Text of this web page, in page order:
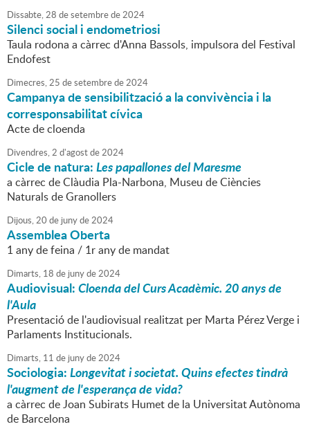
Dissabte,28 desetembrede2024
Silenci social i endometriosi
Taula rodona a càrrec d'Anna Bassols, impulsora del Festival
Endofest
Dimecres,25 desetembrede2024
Campanya de sensibilització a la convivència i la
corresponsabilitat cívica
Acte de cloenda
Divendres,2 d'agostde2024
Cicle de natura:Les papallones del Maresme
a càrrec de Clàudia Pla-Narbona, Museu de Ciències
Naturals de Granollers
Dijous,20 de junyde2024
Assemblea Oberta
1 any de feina / 1r any de mandat
Dimarts, 18 de junyde2024
Audiovisual:Cloenda del Curs Acadèmic. 20 anys de
l'Aula
Presentació de l'audiovisual realitzat per Marta Pérez Verge i
Parlaments Institucionals.
Dimarts, 11 de junyde2024
Sociologia:Longevitat i societat. Quins efectes tindrà
l'augment de l'esperança de vida?
a càrrec de Joan Subirats Humet de la Universitat Autònoma
de Barcelona